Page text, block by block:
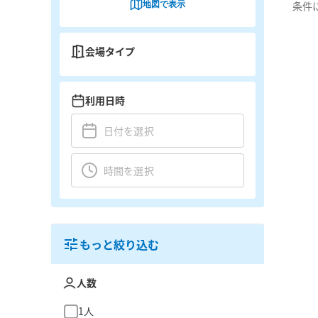
条件
地図で表示
会場タイプ
利用日時
もっと絞り込む
人数
1人